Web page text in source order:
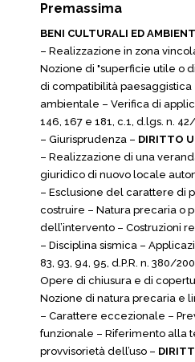
Premassima
BENI CULTURALI ED
– Realizzazione in zona
Nozione di "superficie utile o
di compatibilità paesaggistica
ambientale – Verifica di
146, 167 e 181, c.1, d.lgs. n.
– Giurisprudenza – DIRITTO
– Realizzazione di una
giuridico di nuovo locale
– Esclusione del carattere di
costruire – Natura precaria o
dell’intervento – Costruzioni
– Disciplina sismica –
83, 93, 94, 95, d.P.R. n. 380/
Opere di chiusura e di
Nozione di natura precaria e
– Carattere eccezionale –
funzionale – Riferimento alla
provvisorietà dell’uso –